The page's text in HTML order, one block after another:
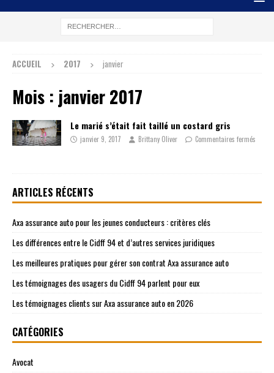
ACCUEIL 2017 janvier
Mois : janvier 2017
Le marié s’était fait taillé un costard gris
janvier 9, 2017 Brittany Oliver Commentaires fermés
ARTICLES RÉCENTS
Axa assurance auto pour les jeunes conducteurs : critères clés
Les différences entre le Cidff 94 et d’autres services juridiques
Les meilleures pratiques pour gérer son contrat Axa assurance auto
Les témoignages des usagers du Cidff 94 parlent pour eux
Les témoignages clients sur Axa assurance auto en 2026
CATÉGORIES
Avocat